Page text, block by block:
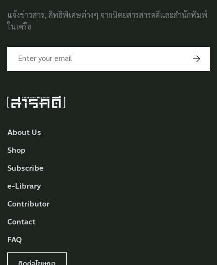
About Us
Shop
Subscribe
e-Library
Contributor
Contact
FAQ
แจ้งข่าวสาร, สิทธิพิเศษต่างๆ จากนิตยสารสารคดีและสำนักพิมพ์
ในเครือ